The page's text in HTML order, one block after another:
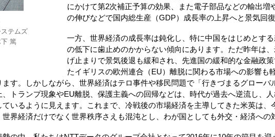
テムズ
篤
にかけて第2次補正予算の効果、また電子部品などの輸出
の伸びなどで国内総生産（GDP）成長率の上昇へと景気回
一方、世界経済の成長率は鈍化し、特に中国をはじめとす
の低下に歯止めのかからない傾向にあります。ただ昨年は
げ止まりで景気後退も緩和され、先進国の緩和的な金融政
たイギリスの欧州連合（EU）離脱に関わる市場への影響も
す。しかしながら、世界経済はテロ事件や移民問題で「行きづまるグローバ
トランプ現象やEU離脱、保護主義への回帰などは、時代が過去へ逆流し、
いるように見えます。これまで、冷戦後の市場経済を主導してきた米英は
界経済だけでなく世界秩序さえも混沌とし、わが国としても外交・経済への